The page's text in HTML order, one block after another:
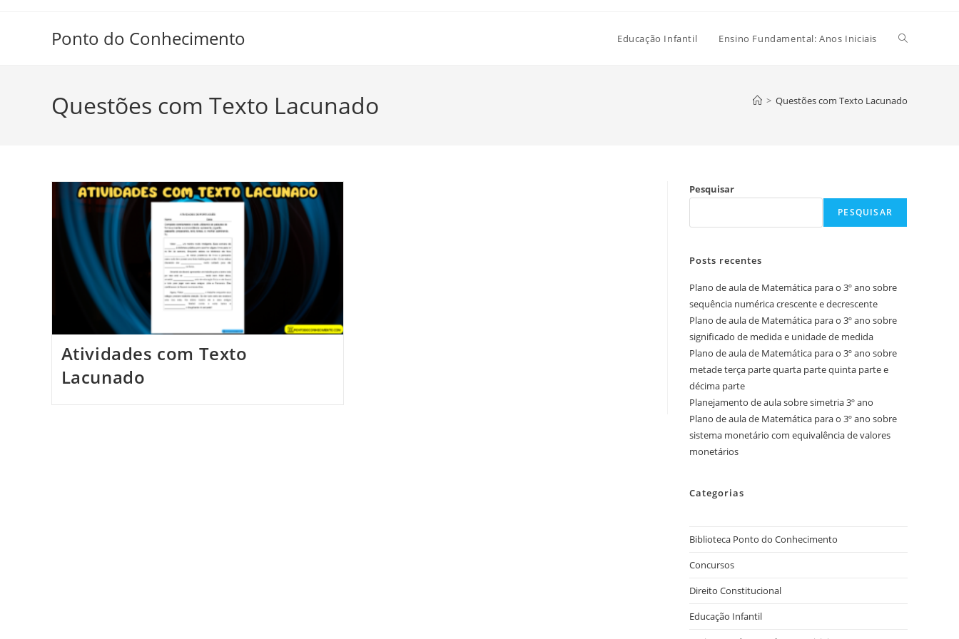
Ponto do Conhecimento Educação Infantil Ensino Fundamental: Anos Iniciais Alternar
site
Questões com Texto Lacunado > Questões com Texto Lacunado
Atividades com Texto
Lacunado
Pesquisar
PESQUISAR
Posts recentes
Plano de aula de Matemática para o 3º ano sobre
sequência numérica crescente e decrescente
Plano de aula de Matemática para o 3º ano sobre
significado de medida e unidade de medida
Plano de aula de Matemática para o 3º ano sobre
metade terça parte quarta parte quinta parte e
décima parte
Planejamento de aula sobre simetria 3º ano
Plano de aula de Matemática para o 3º ano sobre
sistema monetário com equivalência de valores
monetários
Categorias
Biblioteca Ponto do Conhecimento
Concursos
Direito Constitucional
Educação Infantil